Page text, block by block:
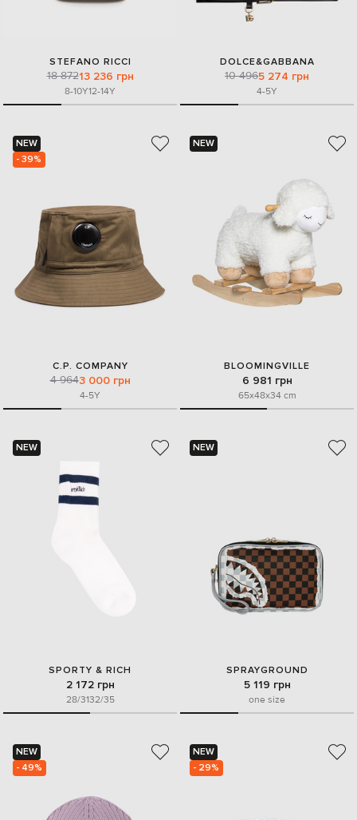
STEFANO RICCI
18 87213 236 грн
8-10Y12-14Y
DOLCE&GABBANA
10 4965 274 грн
4-5Y
NEW
- 39%
C.P. COMPANY
4 9643 000 грн
4-5Y
NEW
BLOOMINGVILLE
6 981 грн
65x48x34 cm
NEW
SPORTY & RICH
2 172 грн
28/3132/35
NEW
SPRAYGROUND
5 119 грн
one size
NEW
- 49%
NEW
- 29%